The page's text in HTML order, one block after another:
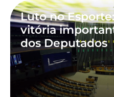
Luto no
vitória
dos Deputados